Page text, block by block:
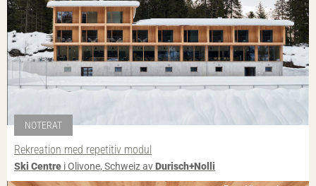
NOTERAT
Rekreation med repetitiv modul
Ski Centre i Olivone, Schweiz avDurisch+Nolli